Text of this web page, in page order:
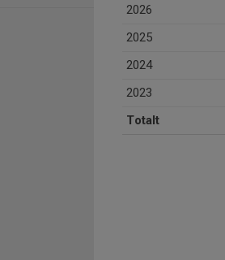
2026
2025
2024
2023
Totalt